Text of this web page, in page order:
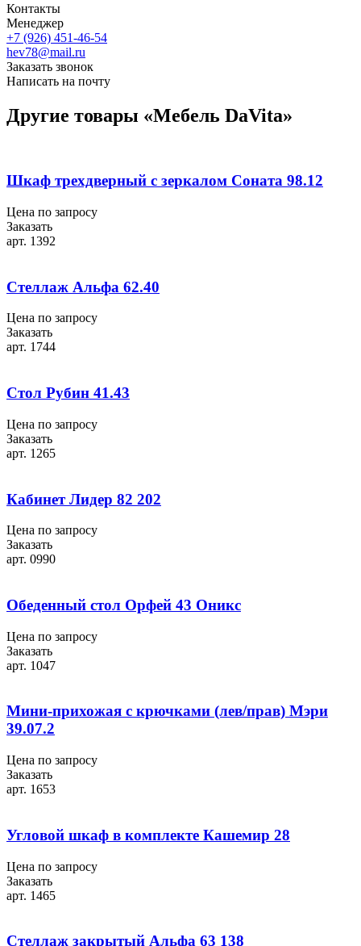
Контакты
Менеджер
+7 (926) 451-46-54
hev78@mail.ru
Заказать звонок
Написать на почту
Другие товары «Мебель DaVita»
Шкаф трехдверный с зеркалом Соната 98.12
Цена по запросу
Заказать
арт. 1392
Стеллаж Альфа 62.40
Цена по запросу
Заказать
арт. 1744
Стол Рубин 41.43
Цена по запросу
Заказать
арт. 1265
Кабинет Лидер 82 202
Цена по запросу
Заказать
арт. 0990
Обеденный стол Орфей 43 Оникс
Цена по запросу
Заказать
арт. 1047
Мини-прихожая с крючками (лев/прав) Мэри
39.07.2
Цена по запросу
Заказать
арт. 1653
Угловой шкаф в комплекте Кашемир 28
Цена по запросу
Заказать
арт. 1465
Стеллаж закрытый Альфа 63 138